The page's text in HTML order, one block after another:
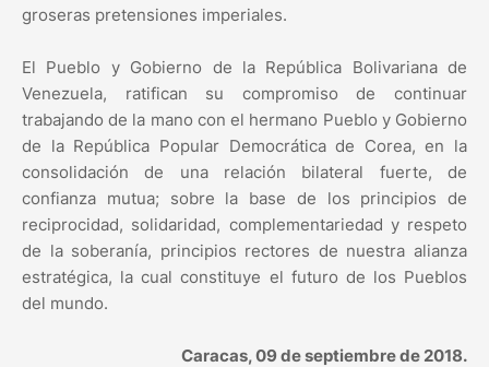
groseras pretensiones imperiales.
El Pueblo y Gobierno de la República Bolivariana de
Venezuela, ratifican su compromiso de continuar
trabajando de la mano con el hermano Pueblo y Gobierno
de la República Popular Democrática de Corea, en la
consolidación de una relación bilateral fuerte, de
confianza mutua; sobre la base de los principios de
reciprocidad, solidaridad, complementariedad y respeto
de la soberanía, principios rectores de nuestra alianza
estratégica, la cual constituye el futuro de los Pueblos
del mundo.
Caracas, 09 de septiembre de 2018.